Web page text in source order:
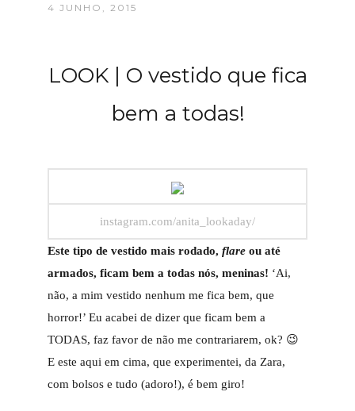
4 JUNHO, 2015
LOOK | O vestido que fica
bem a todas!
instagram.com/anita_lookaday/
Este tipo de vestido mais rodado, flare ou até
armados, ficam bem a todas nós, meninas! ‘Ai,
não, a mim vestido nenhum me fica bem, que
horror!’ Eu acabei de dizer que ficam bem a
TODAS, faz favor de não me contrariarem, ok? 😉
E este aqui em cima, que experimentei, da Zara,
com bolsos e tudo (adoro!), é bem giro!